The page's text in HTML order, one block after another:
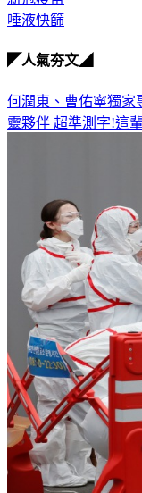
唾液快篩
◤人氣夯文◢
何潤東、曹佑寧獨家
靈夥伴 超準測字!這